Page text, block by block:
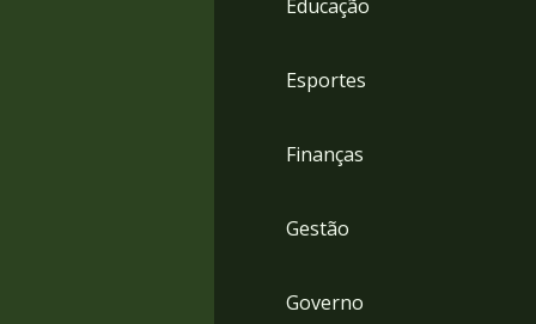
Educação
Esportes
Finanças
Gestão
Governo